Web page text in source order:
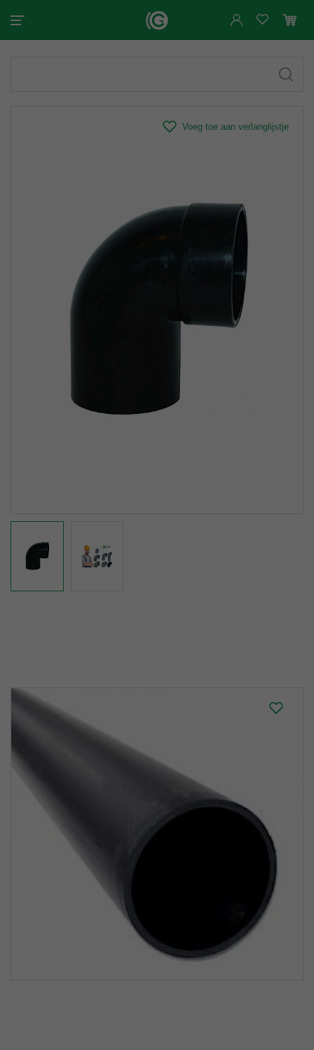
Voeg toe aan verlanglijstje